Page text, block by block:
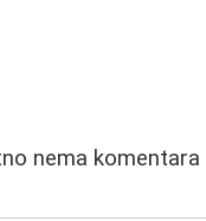
nema komentara